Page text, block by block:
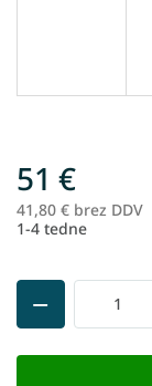
51 €
41,80 € brez DDV
1-4 tedne